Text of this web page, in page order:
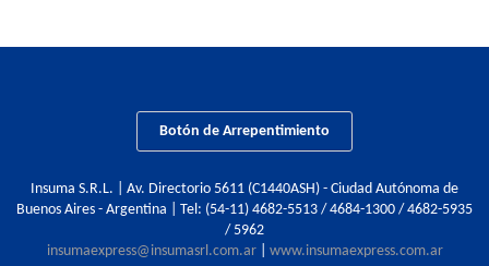
Botón de Arrepentimiento
Insuma S.R.L. | Av. Directorio 5611 (C1440ASH) - Ciudad Autónoma de
Buenos Aires - Argentina | Tel: (54-11) 4682-5513 / 4684-1300 / 4682-5935
/ 5962
insumaexpress@insumasrl.com.ar| www.insumaexpress.com.ar